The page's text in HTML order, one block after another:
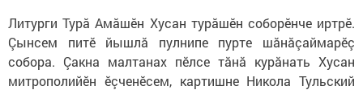
Литурги Турă Амăшӗн Хусан турăшӗн соборӗнче иртрӗ.
Çынсем питӗ йышлă пулнипе пурте шăнăçаймарӗç
собора. Çакна малтанах пӗлсе тăнă курăнать Хусан
митрополийӗн ӗçченӗсем, картишне Никола Тульский